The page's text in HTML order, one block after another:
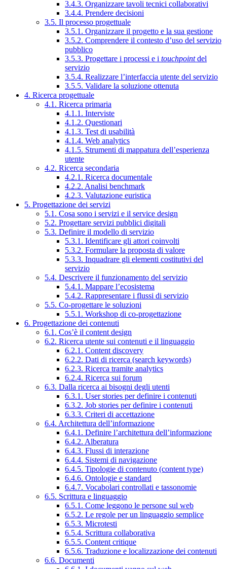
3.4.3. Organizzare tavoli tecnici collaborativi
3.4.4. Prendere decisioni
3.5. Il processo progettuale
3.5.1. Organizzare il progetto e la sua gestione
3.5.2. Comprendere il contesto d’uso del servizio
pubblico
3.5.3. Progettare i processi e i touchpointdel
servizio
3.5.4. Realizzare l’interfaccia utente del servizio
3.5.5. Validare la soluzione ottenuta
4. Ricerca progettuale
4.1. Ricerca primaria
4.1.1. Interviste
4.1.2. Questionari
4.1.3. Test di usabilità
4.1.4. Web analytics
4.1.5. Strumenti di mappatura dell’esperienza
utente
4.2. Ricerca secondaria
4.2.1. Ricerca documentale
4.2.2. Analisi benchmark
4.2.3. Valutazione euristica
5. Progettazione dei servizi
5.1. Cosa sono i servizi e il service design
5.2. Progettare servizi pubblici digitali
5.3. Definire il modello di servizio
5.3.1. Identificare gli attori coinvolti
5.3.2. Formulare la proposta di valore
5.3.3. Inquadrare gli elementi costitutivi del
servizio
5.4. Descrivere il funzionamento del servizio
5.4.1. Mappare l’ecosistema
5.4.2. Rappresentare i flussi di servizio
5.5. Co-progettare le soluzioni
5.5.1. Workshop di co-progettazione
6. Progettazione dei contenuti
6.1. Cos’è il content design
6.2. Ricerca utente sui contenuti e il linguaggio
6.2.1. Content discovery
6.2.2. Dati di ricerca (search keywords)
6.2.3. Ricerca tramite analytics
6.2.4. Ricerca sui forum
6.3. Dalla ricerca ai bisogni degli utenti
6.3.1. User stories per definire i contenuti
6.3.2. Job stories per definire i contenuti
6.3.3. Criteri di accettazione
6.4. Architettura dell’informazione
6.4.1. Definire l’architettura dell’informazione
6.4.2. Alberatura
6.4.3. Flussi di interazione
6.4.4. Sistemi di navigazione
6.4.5. Tipologie di contenuto (content type)
6.4.6. Ontologie e standard
6.4.7. Vocabolari controllati e tassonomie
6.5. Scrittura e linguaggio
6.5.1. Come leggono le persone sul web
6.5.2. Le regole per un linguaggio semplice
6.5.3. Microtesti
6.5.4. Scrittura collaborativa
6.5.5. Content critique
6.5.6. Traduzione e localizzazione dei contenuti
6.6. Documenti